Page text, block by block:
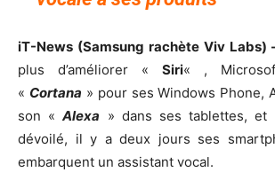
iT-News (Samsung rachète Viv Labs)
plus d’améliorer « Siri« ,
« Cortana » pour ses Windows Phone,
son «Alexa » dans ses tablettes, et
dévoilé, il y a deux jours ses
embarquent un assistant vocal.